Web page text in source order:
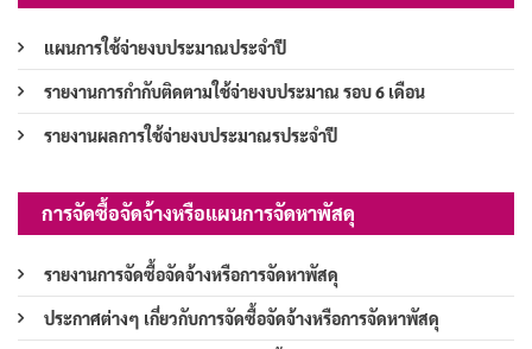
แผนการใช้จ่ายงบประมาณประจำปี
รายงานการกำกับติดตามใช้จ่ายงบประมาณ รอบ 6 เดือน
รายงานผลการใช้จ่ายงบประมาณรประจำปี
การจัดซื้อจัดจ้างหรือแผนการจัดหาพัสดุ
รายงานการจัดซื้อจัดจ้างหรือการจัดหาพัสดุ
ประกาศต่างๆ เกี่ยวกับการจัดซื้อจัดจ้างหรือการจัดหาพัสดุ